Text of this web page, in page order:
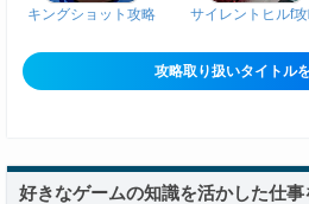
キングショット攻略 サイレントヒルf
攻略取り扱いタイトル
好きなゲームの知識を活かした仕事